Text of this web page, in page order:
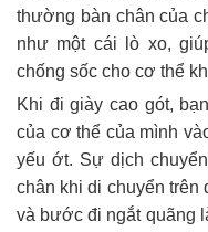
thường bàn chân của
như một cái lò xo,
chống sốc cho cơ thể
Khi đi giày cao gót,
của cơ thể của mình
yếu ớt. Sự dịch
chân khi di chuyển trên
và bước đi ngắt quãng